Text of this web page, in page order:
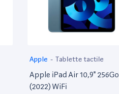
Apple - Tablette tactile
Apple iPad Air 10,9" 256Go
(2022) WiFi